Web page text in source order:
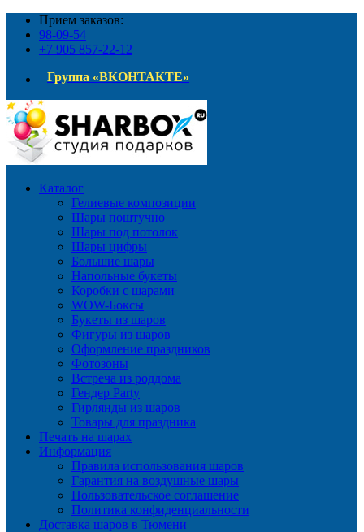
Прием заказов:
98-09-54
+7 905 857-22-12
Группа «ВКОНТАКТЕ»
Каталог
Гелиевые композиции
Шары поштучно
Шары под потолок
Шары цифры
Большие шары
Напольные букеты
Коробки с шарами
WOW-Боксы
Букеты из шаров
Фигуры из шаров
Оформление праздников
Фотозоны
Встреча из роддома
Гендер Party
Гирлянды из шаров
Товары для праздника
Печать на шарах
Информация
Правила использования шаров
Гарантия на воздушные шары
Пользовательское соглашение
Политика конфиденциальности
Доставка шаров в Тюмени